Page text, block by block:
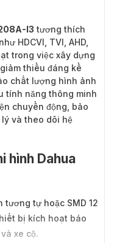
I3 tương thích
HDCVI, TVI, AHD,
trong việc xây dựng
thiểu đáng kể
chất lượng hình ảnh
tính năng thông minh
chuyển động, bảo
và theo dõi hệ
hình Dahua
tương tự hoặc SMD 12
bị kích hoạt báo
xe cộ.